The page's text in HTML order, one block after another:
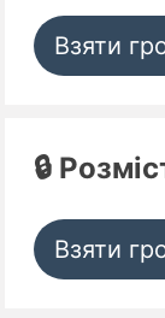
Взяти
🔒
Взяти